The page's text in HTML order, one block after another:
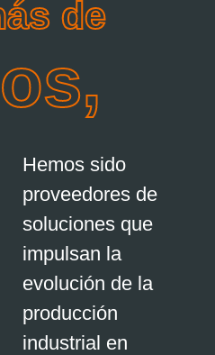
de
Hemos sido
proveedores de
soluciones que
impulsan la
evolución de la
producción
industrial en